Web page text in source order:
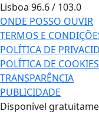
Lisboa 96.6 / 103.0
ONDE POSSO OUVIR
TERMOS E
POLÍTICA DE
POLÍTICA DE COOKIES
TRANSPARÊNCIA
PUBLICIDADE
Disponível